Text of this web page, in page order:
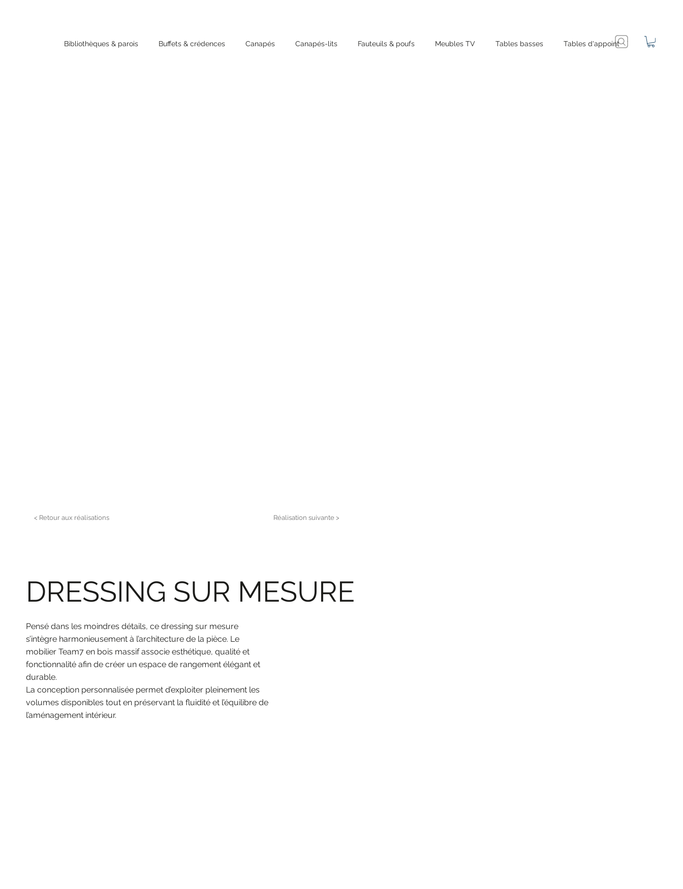
Bibliothèques & parois Buffets & crédences Canapés Canapés-lits Fauteuils & poufs Meubles TV Tables basses Tables d'appoint
< Retour aux réalisations Réalisation suivante >
DRESSING SUR MESURE
Pensé dans les moindres détails, ce dressing sur mesure
s’intègre harmonieusement à l’architecture de la pièce. Le
mobilier Team7 en bois massif associe esthétique, qualité et
fonctionnalité afin de créer un espace de rangement élégant et
durable.
La conception personnalisée permet d’exploiter pleinement les
volumes disponibles tout en préservant la fluidité et l’équilibre de
l’aménagement intérieur.